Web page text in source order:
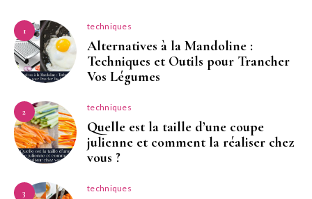
1 techniques
Alternatives à la Mandoline :
Techniques et Outils pour Trancher
Vos Légumes
2 techniques
Quelle est la taille d’une coupe
julienne et comment la réaliser chez
vous ?
3 techniques